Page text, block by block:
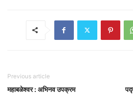
Previous article
महाबळेश्वर : अभिनव उपक्रम